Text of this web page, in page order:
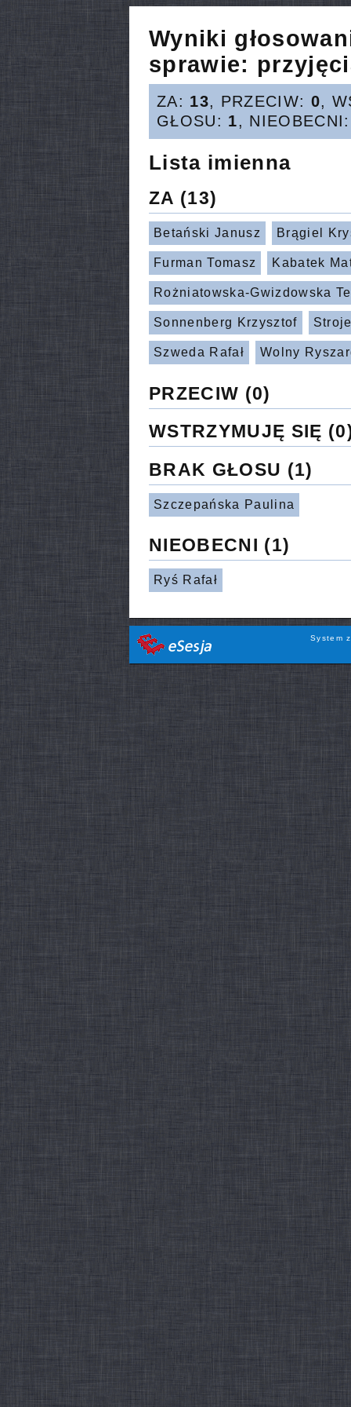
Wyniki
sprawie:
ZA: 13, PRZECIW: 0,
GŁOSU: 1,
Lista imienna
ZA (13)
Betański Janusz Brągiel
Furman Tomasz Kabatek
Rożniatowska-Gwizdowska
Sonnenberg Krzysztof
Szweda Rafał Wolny
PRZECIW (0)
WSTRZYMUJĘ SIĘ
BRAK GŁOSU (1)
Szczepańska Paulina
NIEOBECNI (1)
Ryś Rafał
System